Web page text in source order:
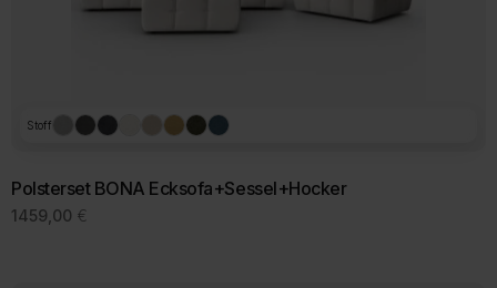
Stoff
Polsterset BONA Ecksofa+Sessel+Hocker
1459,00 €